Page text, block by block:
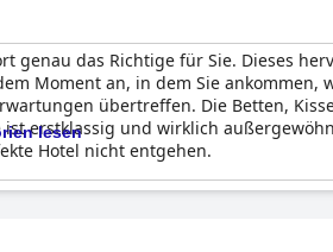
genau das Richtige für Sie. Dieses
Moment an, in dem Sie ankommen,
übertreffen. Die Betten,
erstklassig und wirklich
Hotel nicht entgehen.
lesen